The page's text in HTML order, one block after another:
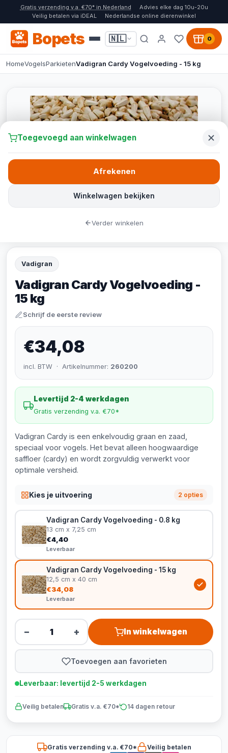
Gratis verzending v.a. €70* in Nederland
Advies elke dag 10u-20u
Veilig betalen via iDEAL
Nederlandse online dierenwinkel
Bopets 🇳🇱 0
HomeVogelsParkietenVadigran Cardy Vogelvoeding - 15 kg
Vadigran
Vadigran Cardy Vogelvoeding -
15 kg
Schrijf de eerste review
€34,08
incl. BTW · Artikelnummer: 260200
Levertijd 2-4 werkdagen
Gratis verzending v.a. €70*
Vadigran Cardy is een enkelvoudig graan en zaad,
speciaal voor vogels. Het bevat alleen hoogwaardige
saffloer (cardy) en wordt zorgvuldig verwerkt voor
optimale versheid.
Kies je uitvoering 2 opties
Vadigran Cardy Vogelvoeding - 0.8 kg
13 cm x 7,25 cm
€4,40
Leverbaar
Vadigran Cardy Vogelvoeding - 15 kg
12,5 cm x 40 cm
€34,08
Leverbaar
− + In winkelwagen
Toevoegen aan favorieten
Leverbaar: levertijd 2-5 werkdagen
Veilig betalen Gratis v.a. €70* 14 dagen retour
Gratis verzending v.a. €70*
Veilig betalen
Toegevoegd aan winkelwagen
Winkelwagen bekijken
Afrekenen
Verder winkelen